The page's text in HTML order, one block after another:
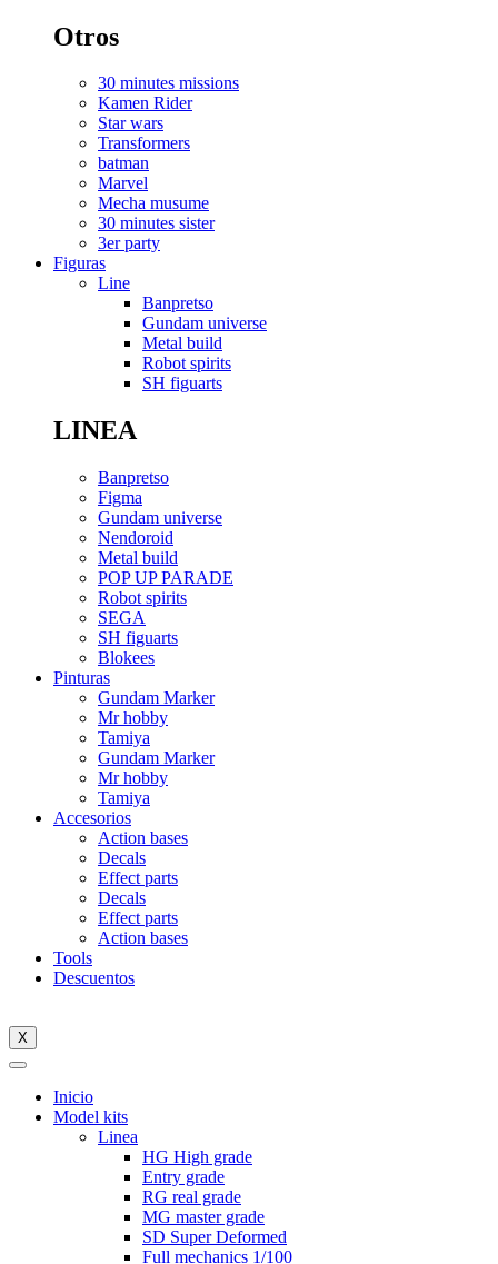
Otros
30 minutes missions
Kamen Rider
Star wars
Transformers
batman
Marvel
Mecha musume
30 minutes sister
3er party
Figuras
Line
Banpretso
Gundam universe
Metal build
Robot spirits
SH figuarts
LINEA
Banpretso
Figma
Gundam universe
Nendoroid
Metal build
POP UP PARADE
Robot spirits
SEGA
SH figuarts
Blokees
Pinturas
Gundam Marker
Mr hobby
Tamiya
Gundam Marker
Mr hobby
Tamiya
Accesorios
Action bases
Decals
Effect parts
Decals
Effect parts
Action bases
Tools
Descuentos
X
Inicio
Model kits
Linea
HG High grade
Entry grade
RG real grade
MG master grade
SD Super Deformed
Full mechanics 1/100